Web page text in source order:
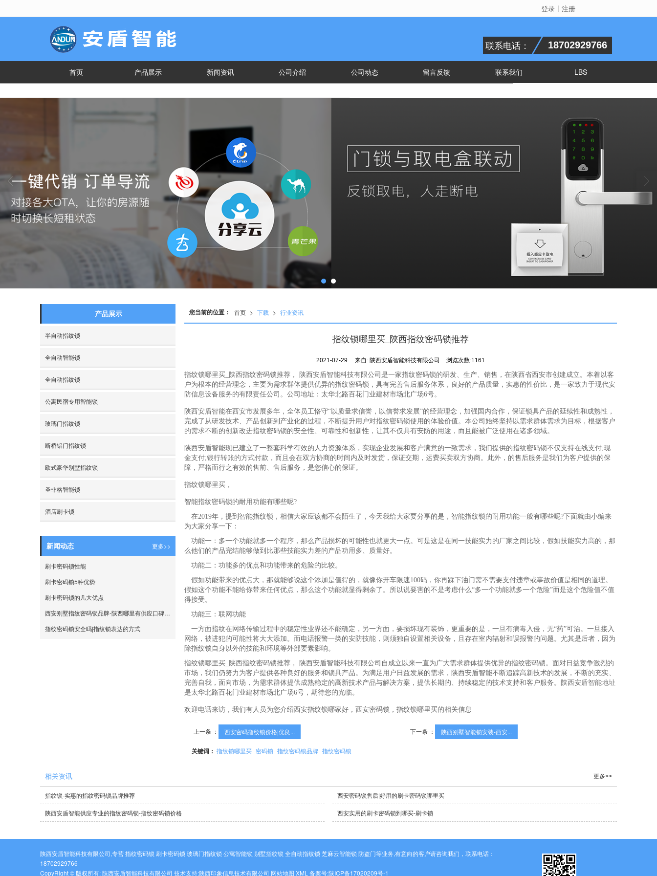
登录 丨 注册
联系电话： 18702929766
首页 产品展示 新闻资讯 公司介绍 公司动态 留言反馈 联系我们 LBS
您当前的位置： 首页 > 下载 > 行业资讯
指纹锁哪里买_陕西指纹密码锁推荐
2021-07-29 来自: 陕西安盾智能科技有限公司 浏览次数:1161
指纹锁哪里买_陕西指纹密码锁推荐， 陕西安盾智能科技有限公司是一家指纹密码锁的研发、生产、销售，在陕西省西安市创建成立。本着以客
户为根本的经营理念，主要为需求群体提供优异的指纹密码锁，具有完善售后服务体系，良好的产品质量，实惠的性价比，是一家致力于现代安
防信息设备服务的有限责任公司。公司地址：太华北路百花门业建材市场北广场6号。
陕西安盾智能在西安市发展多年，全体员工恪守“以质量求信誉，以信誉求发展”的经营理念，加强国内合作，保证锁具产品的延续性和成熟性，
完成了从研发技术、产品创新到产业化的过程，不断提升用户对指纹密码锁使用的体验价值。本公司始终坚持以需求群体需求为目标，根据客户
的需求不断的创新改进指纹密码锁的安全性、可靠性和创新性，让其不仅具有安防的用途，而且能被广泛使用在诸多领域。
陕西安盾智能现已建立了一整套科学有效的人力资源体系，实现企业发展和客户满意的一致需求，我们提供的指纹密码锁不仅支持在线支付;现
金支付;银行转账的方式付款，而且会在双方协商的时间内及时发货，保证交期，运费买卖双方协商。此外，的售后服务是我们为客户提供的保
障，严格而行之有效的售前、售后服务，是您信心的保证。
指纹锁哪里买，
智能指纹密码锁的耐用功能有哪些呢?
在2019年，提到智能指纹锁，相信大家应该都不会陌生了，今天我给大家要分享的是，智能指纹锁的耐用功能一般有哪些呢?下面就由小编来
为大家分享一下：
功能一：多一个功能就多一个程序，那么产品损坏的可能性也就更大一点。可是这是在同一技能实力的厂家之间比较，假如技能实力高的，那
么他们的产品完结能够做到比那些技能实力差的产品功用多、质量好。
功能二：功能多的优点和功能带来的危险的比较。
假如功能带来的优点大，那就能够说这个添加是值得的，就像你开车限速100码，你再踩下油门需不需要支付违章或事故价值是相同的道理。
假如这个功能不能给你带来任何优点，那么这个功能就显得剩余了。所以说要害的不是考虑什么“多一个功能就多一个危险”而是这个危险值不值
得接受。
功能三：联网功能
一方面指纹在网络传输过程中的稳定性业界还不能确定，另一方面，要损坏现有装饰，更重要的是，一旦有病毒入侵，无“药”可治。一旦接入
网络，被进犯的可能性将大大添加。而电话报警一类的安防技能，则须独自设置相关设备，且存在室内辐射和误报警的问题。尤其是后者，因为
除指纹锁自身以外的技能和环境等外部要素影响。
指纹锁哪里买_陕西指纹密码锁推荐， 陕西安盾智能科技有限公司自成立以来一直为广大需求群体提供优异的指纹密码锁。面对日益竞争激烈的
市场，我们仍努力为客户提供各种良好的服务和锁具产品。为满足用户日益发展的需求，陕西安盾智能不断追踪高新技术的发展，不断的充实、
完善自我，面向市场，为需求群体提供成熟稳定的高新技术产品与解决方案，提供长期的、持续稳定的技术支持和客户服务。陕西安盾智能地址
是太华北路百花门业建材市场北广场6号，期待您的光临。
欢迎电话来访，我们有人员为您介绍西安指纹锁哪家好，西安密码锁，指纹锁哪里买的相关信息
上一条 ： 西安密码指纹锁价格|优良... 下一条 ： 陕西别墅智能锁安装-西安...
关键词： 指纹锁哪里买 密码锁 指纹密码锁品牌 指纹密码锁
产品展示
半自动指纹锁
全自动智能锁
全自动指纹锁
公寓民宿专用智能锁
玻璃门指纹锁
断桥铝门指纹锁
欧式豪华别墅指纹锁
圣非格智能锁
酒店刷卡锁
更多>>
新闻动态
刷卡密码锁性能
刷卡密码锁5种优势
刷卡密码锁的几大优点
西安别墅指纹密码锁品牌-陕西哪里有供应口碑好的别墅指纹锁
指纹密码锁安全吗|指纹锁表达的方式
相关资讯 更多>>
指纹锁-实惠的指纹密码锁品牌推荐 西安密码锁售后|好用的刷卡密码锁哪里买
陕西安盾智能供应专业的指纹密码锁-指纹密码锁价格 西安实用的刷卡密码锁到哪买-刷卡锁
陕西安盾智能科技有限公司,专营 指纹密码锁 刷卡密码锁 玻璃门指纹锁 公寓智能锁 别墅指纹锁 全自动指纹锁 芝麻云智能锁 防盗门等业务,有意向的客户请咨询我们，联系电话：
18702929766
CopyRight © 版权所有:陕西安盾智能科技有限公司 技术支持:陕西印象信息技术有限公司 网站地图 XML 备案号:陕ICP备17020209号-1